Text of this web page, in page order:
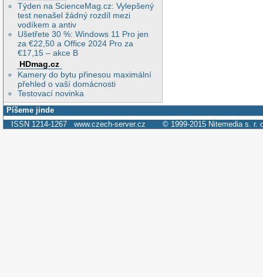
Týden na ScienceMag.cz: Vylepšený
test nenašel žádný rozdíl mezi
vodíkem a antiv
Ušetřete 30 %: Windows 11 Pro jen
za €22,50 a Office 2024 Pro za
€17,15 – akce B
HDmag.cz
Kamery do bytu přinesou maximální
přehled o vaší domácnosti
Testovací novinka
Píšeme jinde
ISSN 1214-1267 www.czech-server.cz © 1999-2015 Nitemedia s. r.